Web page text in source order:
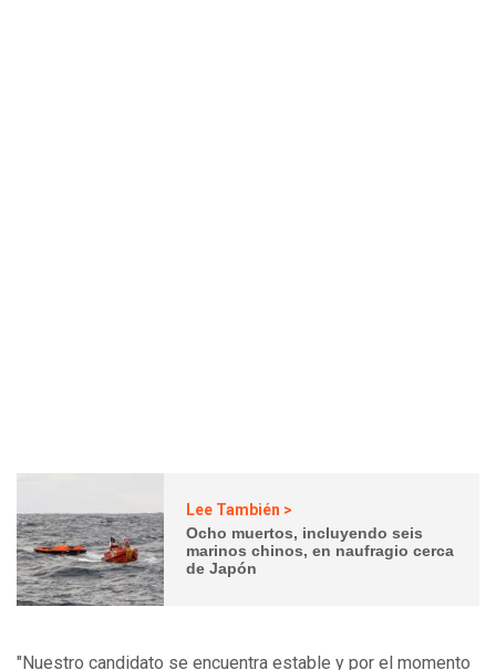
Lee También >
Ocho muertos, incluyendo seis
marinos chinos, en naufragio cerca
de Japón
"Nuestro candidato se encuentra estable y por el momento